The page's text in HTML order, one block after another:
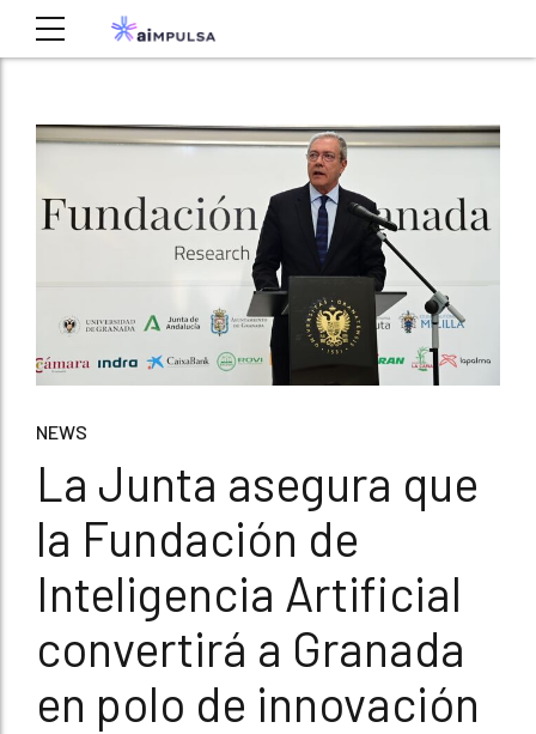
NEWS
La Junta asegura que
la Fundación de
Inteligencia Artificial
convertirá a Granada
en polo de innovación